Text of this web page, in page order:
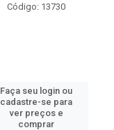
Código: 13730
Faça seu login ou
cadastre-se para
ver preços e
comprar